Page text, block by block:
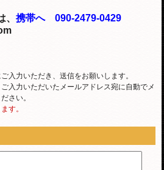
、携帯へ 090-2479-0429
入力いただき、送信をお願いします。
入力いただいたメールアドレス宛に自動でメ
さい。
す。